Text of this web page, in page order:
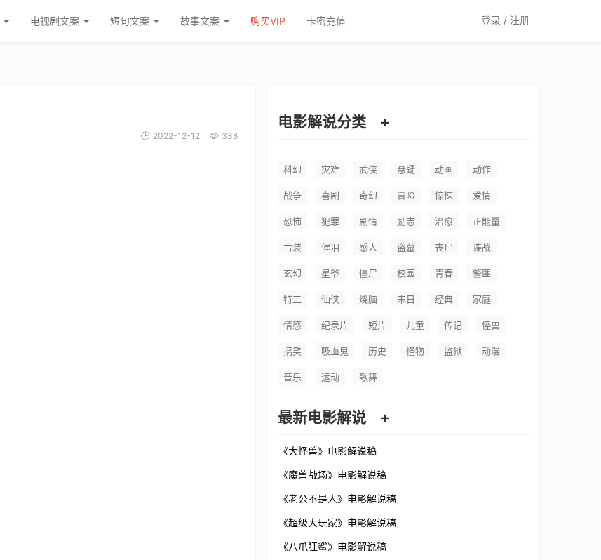
电视剧文案 短句文案 故事文案 购买VIP 卡密充值 登录 / 注册
2022-12-12 338
电影解说分类 +
科幻 灾难 武侠 悬疑 动画 动作
战争 喜剧 奇幻 冒险 惊悚 爱情
恐怖 犯罪 剧情 励志 治愈 正能量
古装 催泪 感人 盗墓 丧尸 谍战
玄幻 星爷 僵尸 校园 青春 警匪
特工 仙侠 烧脑 末日 经典 家庭
情感 纪录片 短片 儿童 传记 怪兽
搞笑 吸血鬼 历史 怪物 监狱 动漫
音乐 运动 歌舞
最新电影解说 +
《大怪兽》电影解说稿
《魔兽战场》电影解说稿
《老公不是人》电影解说稿
《超级大玩家》电影解说稿
《八爪狂鲨》电影解说稿